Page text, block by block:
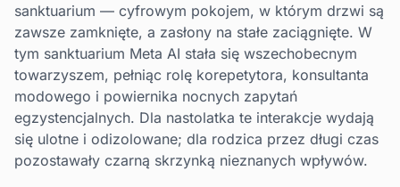
sanktuarium — cyfrowym pokojem, w którym drzwi są
zawsze zamknięte, a zasłony na stałe zaciągnięte. W
tym sanktuarium Meta AI stała się wszechobecnym
towarzyszem, pełniąc rolę korepetytora, konsultanta
modowego i powiernika nocnych zapytań
egzystencjalnych. Dla nastolatka te interakcje wydają
się ulotne i odizolowane; dla rodzica przez długi czas
pozostawały czarną skrzynką nieznanych wpływów.